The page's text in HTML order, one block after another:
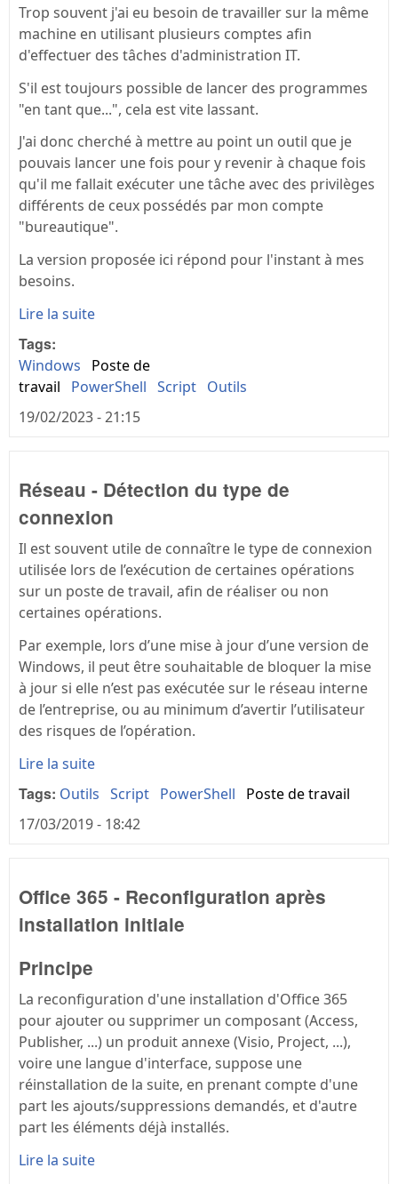
Trop souvent j'ai eu besoin de travailler sur la même
machine en utilisant plusieurs comptes afin
d'effectuer des tâches d'administration IT.
S'il est toujours possible de lancer des programmes
"en tant que...", cela est vite lassant.
J'ai donc cherché à mettre au point un outil que je
pouvais lancer une fois pour y revenir à chaque fois
qu'il me fallait exécuter une tâche avec des privilèges
différents de ceux possédés par mon compte
"bureautique".
La version proposée ici répond pour l'instant à mes
besoins.
Lire la suite
Tags:
Windows
Poste de
travail
PowerShell Script Outils
19/02/2023 - 21:15
Réseau - Détection du type de
connexion
Il est souvent utile de connaître le type de connexion
utilisée lors de l’exécution de certaines opérations
sur un poste de travail, afin de réaliser ou non
certaines opérations.
Par exemple, lors d’une mise à jour d’une version de
Windows, il peut être souhaitable de bloquer la mise
à jour si elle n’est pas exécutée sur le réseau interne
de l’entreprise, ou au minimum d’avertir l’utilisateur
des risques de l’opération.
Lire la suite
Tags: Outils Script PowerShell
Poste de travail
17/03/2019 - 18:42
Office 365 - Reconfiguration après
installation initiale
Principe
La reconfiguration d'une installation d'Office 365
pour ajouter ou supprimer un composant (Access,
Publisher, ...) un produit annexe (Visio, Project, ...),
voire une langue d'interface, suppose une
réinstallation de la suite, en prenant compte d'une
part les ajouts/suppressions demandés, et d'autre
part les éléments déjà installés.
Lire la suite